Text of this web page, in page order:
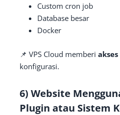
Custom cron job
Database besar
Docker
📌 VPS Cloud memberi
konfigurasi.
6) Website
Plugin atau Sistem